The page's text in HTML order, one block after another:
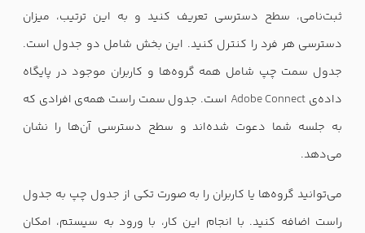
ثبت‌نامی، سطح دسترسی تعریف کنید و به این ترتیب، میزان
دسترسی هر فرد را کنترل کنید. این بخش شامل دو جدول است.
جدول سمت چپ شامل همه گروه‌ها و کاربران موجود در پایگاه
داده‌ی Adobe Connect است. جدول سمت راست همه‌ی افرادی که
به جلسه شما دعوت شده‌اند و سطح دسترسی آن‌ها را نشان
می‌دهد.
می‌توانید گروه‌ها یا کاربران را به صورت تکی از جدول چپ به جدول
راست اضافه کنید. با انجام این کار، با ورود به سیستم، امکان